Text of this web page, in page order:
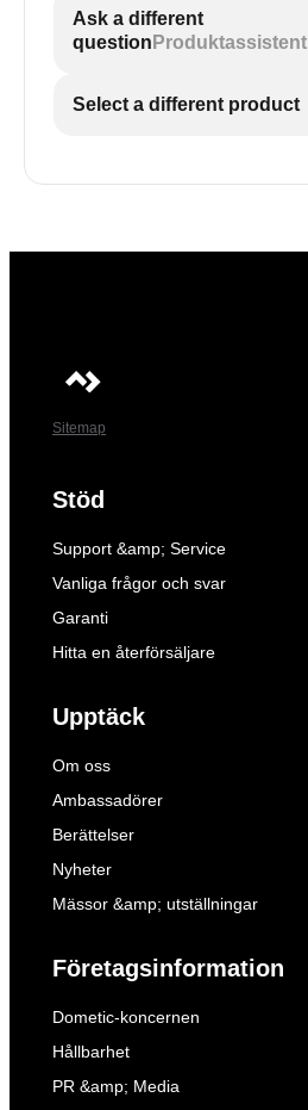
Ask a different
question Produktassistent
Select a different product
Sitemap
Stöd
Support &amp; Service
Vanliga frågor och svar
Garanti
Hitta en återförsäljare
Upptäck
Om oss
Ambassadörer
Berättelser
Nyheter
Mässor &amp; utställningar
Företagsinformation
Dometic-koncernen
Hållbarhet
PR &amp; Media